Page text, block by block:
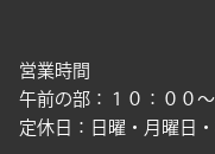
営業時間
午前の部：１０：００
定休日：日曜・月曜日